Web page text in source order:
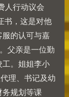
人行动议会
书，这是对他
的认可与嘉
父亲是一位勤
。姐姐李小
理、书记及幼
规划等课